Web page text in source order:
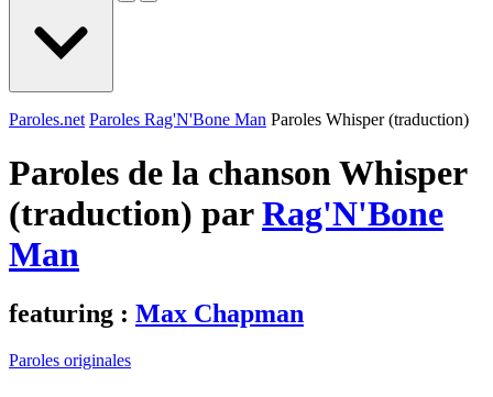
Paroles.net Paroles Rag'N'Bone Man Paroles Whisper (traduction)
Paroles de la chanson Whisper
(traduction) parRag'N'Bone
Man
featuring : Max Chapman
Paroles originales